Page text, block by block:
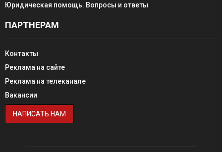
Юридическая помощь. Вопросы и ответы
ПАРТНЕРАМ
Контакты
Реклама на сайте
Реклама на телеканале
Вакансии
НАПИСАТЬ НАМ